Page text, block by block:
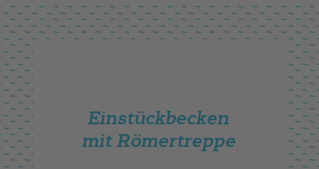
Einstückbecken
mit Römertreppe